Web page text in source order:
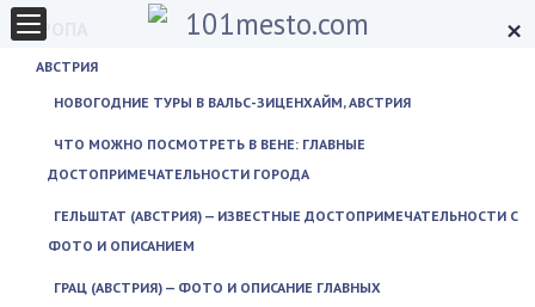
×
ЕВРОПА
АВСТРИЯ
НОВОГОДНИЕ ТУРЫ В ВАЛЬС-ЗИЦЕНХАЙМ, АВСТРИЯ
ЧТО МОЖНО ПОСМОТРЕТЬ В ВЕНЕ: ГЛАВНЫЕ
ДОСТОПРИМЕЧАТЕЛЬНОСТИ ГОРОДА
ГЕЛЬШТАТ (АВСТРИЯ) — ИЗВЕСТНЫЕ ДОСТОПРИМЕЧАТЕЛЬНОСТИ С
ФОТО И ОПИСАНИЕМ
ГРАЦ (АВСТРИЯ) — ФОТО И ОПИСАНИЕ ГЛАВНЫХ